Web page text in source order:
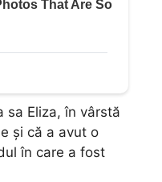
sa Eliza, în vârstă
și că a avut o
în care a fost